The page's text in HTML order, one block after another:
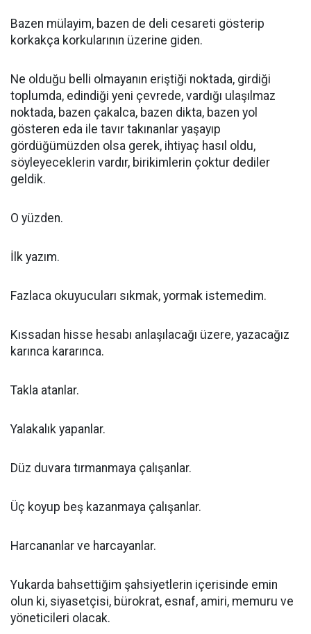
Bazen mülayim, bazen de deli cesareti gösterip
korkakça korkularının üzerine giden.
Ne olduğu belli olmayanın eriştiği noktada, girdiği
toplumda, edindiği yeni çevrede, vardığı ulaşılmaz
noktada, bazen çakalca, bazen dikta, bazen yol
gösteren eda ile tavır takınanlar yaşayıp
gördüğümüzden olsa gerek, ihtiyaç hasıl oldu,
söyleyeceklerin vardır, birikimlerin çoktur dediler
geldik.
O yüzden.
İlk yazım.
Fazlaca okuyucuları sıkmak, yormak istemedim.
Kıssadan hisse hesabı anlaşılacağı üzere, yazacağız
karınca kararınca.
Takla atanlar.
Yalakalık yapanlar.
Düz duvara tırmanmaya çalışanlar.
Üç koyup beş kazanmaya çalışanlar.
Harcananlar ve harcayanlar.
Yukarda bahsettiğim şahsiyetlerin içerisinde emin
olun ki, siyasetçisi, bürokrat, esnaf, amiri, memuru ve
yöneticileri olacak.